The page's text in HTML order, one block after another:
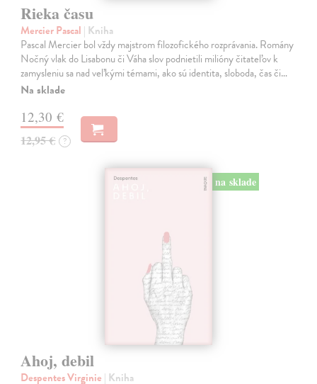
Rieka času
Mercier Pascal | Kniha
Pascal Mercier bol vždy majstrom filozofického rozprávania. Romány
Nočný vlak do Lisabonu či Váha slov podnietili milióny čitateľov k
zamysleniu sa nad veľkými témami, ako sú identita, sloboda, čas či…
Na sklade
12,30 €
12,95 € ?
na sklade
Ahoj, debil
Despentes Virginie | Kniha